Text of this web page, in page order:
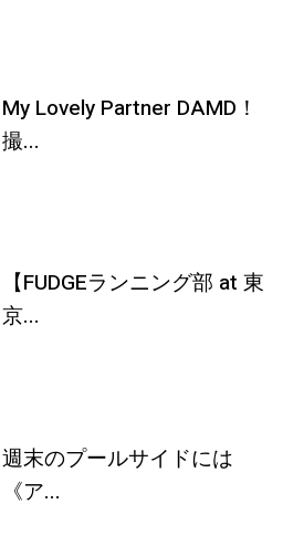
My Lovely Partner DAMD！
撮...
【FUDGEランニング部 at 東
京...
週末のプールサイドには
《ア...